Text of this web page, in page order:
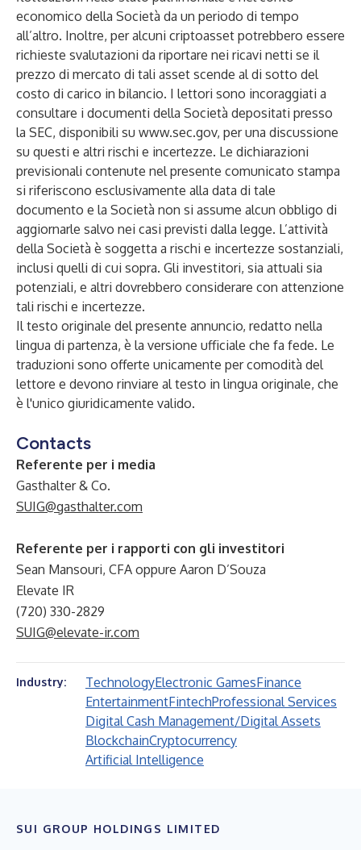
economico della Società da un periodo di tempo
all’altro. Inoltre, per alcuni criptoasset potrebbero essere
richieste svalutazioni da riportare nei ricavi netti se il
prezzo di mercato di tali asset scende al di sotto del
costo di carico in bilancio. I lettori sono incoraggiati a
consultare i documenti della Società depositati presso
la SEC, disponibili su www.sec.gov, per una discussione
su questi e altri rischi e incertezze. Le dichiarazioni
previsionali contenute nel presente comunicato stampa
si riferiscono esclusivamente alla data di tale
documento e la Società non si assume alcun obbligo di
aggiornarle salvo nei casi previsti dalla legge. L’attività
della Società è soggetta a rischi e incertezze sostanziali,
inclusi quelli di cui sopra. Gli investitori, sia attuali sia
potenziali, e altri dovrebbero considerare con attenzione
tali rischi e incertezze.
Il testo originale del presente annuncio, redatto nella
lingua di partenza, è la versione ufficiale che fa fede. Le
traduzioni sono offerte unicamente per comodità del
lettore e devono rinviare al testo in lingua originale, che
è l'unico giuridicamente valido.
Contacts
Referente per i media
Gasthalter & Co.
SUIG@gasthalter.com
Referente per i rapporti con gli investitori
Sean Mansouri, CFA oppure Aaron D’Souza
Elevate IR
(720) 330-2829
SUIG@elevate-ir.com
Industry: TechnologyElectronic GamesFinance
EntertainmentFintechProfessional Services
Digital Cash Management/Digital Assets
BlockchainCryptocurrency
Artificial Intelligence
SUI GROUP HOLDINGS LIMITED